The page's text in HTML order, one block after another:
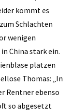
kommt es
Schlachten
wenigen
China stark ein.
platzen
Thomas: „In
Rentner ebenso
so abgesetzt